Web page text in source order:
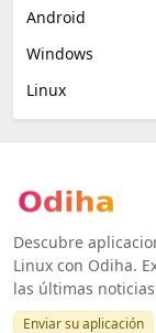
Android
Windows
Linux
Descubre
Linux con Odiha.
las últimas
Enviar su aplicación